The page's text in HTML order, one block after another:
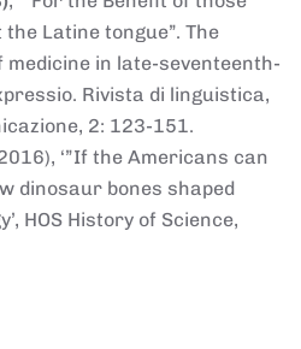
Latine tongue”. The
in late-seventeenth-
Rivista di linguistica,
2: 123-151.
‘”If the Americans can
dinosaur bones shaped
HOS History of Science,